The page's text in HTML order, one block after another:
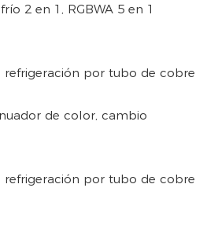
2 en 1, RGBWA 5 en 1
de color, cambio